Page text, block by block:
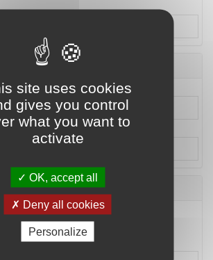
site uses cookies
gives you control
what you want to
activate
OK, accept all
Deny all cookies
Personalize
compte *
Etudiant